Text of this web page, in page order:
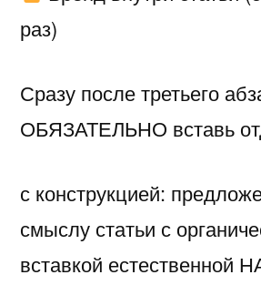
раз)
Сразу после третьего
ОБЯЗАТЕЛЬНО вставь
с конструкцией:
смыслу статьи с
вставкой естественной